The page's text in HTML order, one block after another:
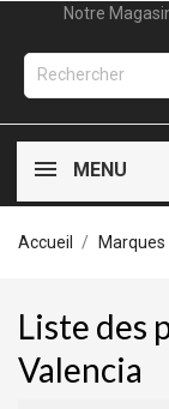
Notre
MENU
Accueil Marques
Liste des
Valencia